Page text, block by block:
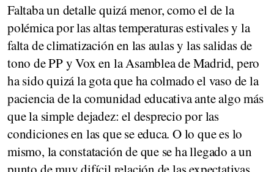
Faltaba un detalle quizá menor, como el de la
polémica por las altas temperaturas estivales y la
falta de climatización en las aulas y las salidas de
tono de PP y Vox en la Asamblea de Madrid, pero
ha sido quizá la gota que ha colmado el vaso de la
paciencia de la comunidad educativa ante algo más
que la simple dejadez: el desprecio por las
condiciones en las que se educa. O lo que es lo
mismo, la constatación de que se ha llegado a un